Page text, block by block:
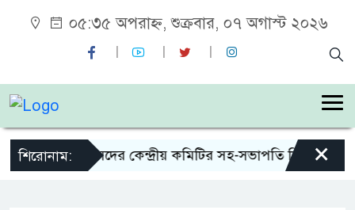
০৫:৩৫ অপরাহ্ন, শুক্রবার, ০৭ অগাস্ট ২০২৬
শিরোনাম:
স্মৃতি সংসদের কেন্দ্রীয় কমিটির সহ-সভাপতি নির্বাচিত×